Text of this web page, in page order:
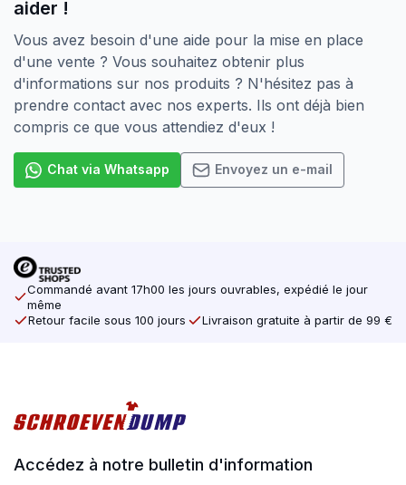
Pour l’utilisation dans la pierre et le béton, les chevilles
La taille souhaitée ne figure pas dans la liste ?
Demandez toujours à notre personnel de vente
quelles sont les possibilités.
aider !
Vous avez besoin d'une aide pour la mise en place
d'une vente ? Vous souhaitez obtenir plus
d'informations sur nos produits ? N'hésitez pas à
prendre contact avec nos experts. Ils ont déjà bien
compris ce que vous attendiez d'eux !
Chat via Whatsapp Envoyez un e-mail
Commandé avant 17h00 les jours ouvrables, expédié le jour
même
Retour facile sous 100 jours
Livraison gratuite à partir de 99 €
Accédez à notre bulletin d'information